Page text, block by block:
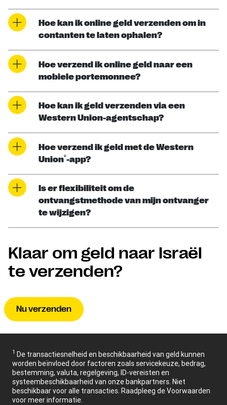
Hoe kan ik online geld verzenden om in
contanten te laten ophalen?
Hoe verzend ik online geld naar een
mobiele portemonnee?
Hoe kan ik geld verzenden via een
Western Union-agentschap?
Hoe verzend ik geld met de Western
Union®-app?
Is er flexibiliteit om de
ontvangstmethode van mijn ontvanger
te wijzigen?
Klaar om geld naar Israël
te verzenden?
Nu verzenden
1 De transactiesnelheid en beschikbaarheid van geld kunnen
worden beïnvloed door factoren zoals servicekeuze, bedrag,
bestemming, valuta, regelgeving, ID-vereisten en
systeembeschikbaarheid van onze bankpartners. Niet
beschikbaar voor alle transacties. Raadpleeg de Voorwaarden
voor meer informatie.